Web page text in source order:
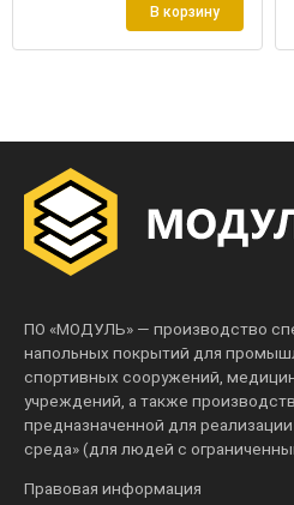
В корзину
ПО «МОДУЛЬ» — производство
напольных покрытий для
спортивных сооружений,
учреждений, а также
предназначенной для
среда» (для людей с
Правовая информация